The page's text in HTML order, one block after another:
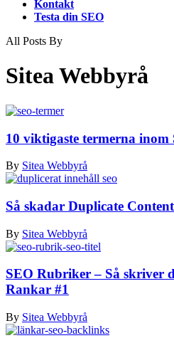
Kontakt
Testa din SEO
All Posts By
Sitea Webbyrå
10 viktigaste termerna inom
By Sitea Webbyrå
Så skadar Duplicate
By Sitea Webbyrå
SEO Rubriker – Så skriver
Rankar #1
By Sitea Webbyrå